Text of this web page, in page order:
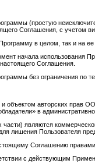
(простую
Соглашения, с учетом
в целом, так и на
начала использования
Соглашения.
без ограничения
объектом авторских
в
являются
лишения Пользователя
Соглашению
с действующим